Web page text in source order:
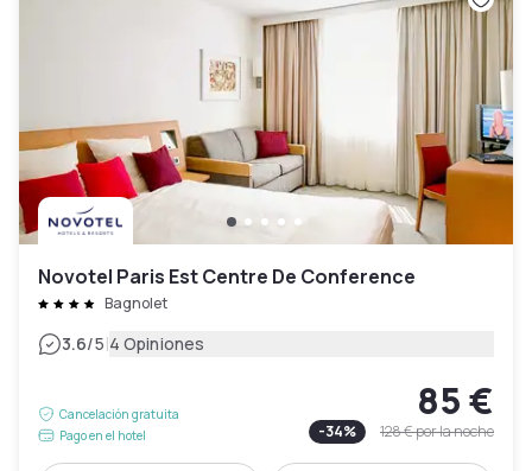
Novotel Paris Est Centre De Conference
Bagnolet
3.6/5|4 Opiniones
Cancelación gratuita
Pago en el hotel
85 €
-34% 128 €por la noche